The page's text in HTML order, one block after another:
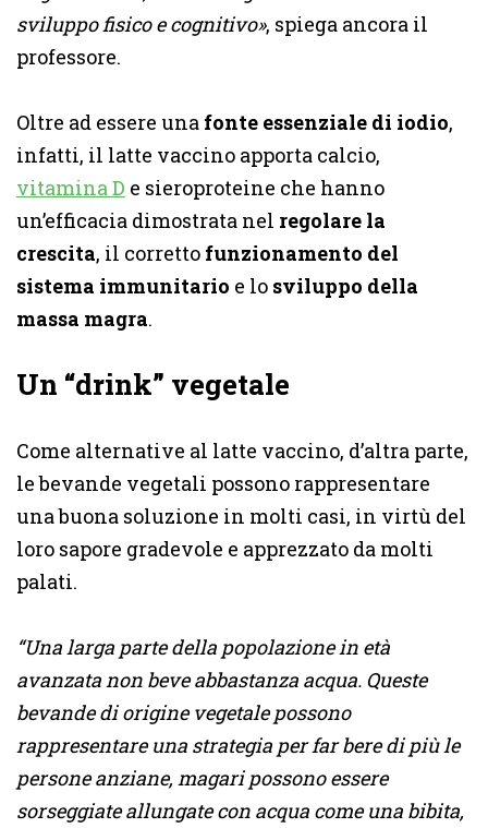
sviluppo fisico e cognitivo», spiega ancora il
professore.
Oltre ad essere una fonte essenziale di iodio,
infatti, il latte vaccino apporta calcio,
vitamina D e sieroproteine che hanno
un’efficacia dimostrata nel regolare la
crescita, il corretto funzionamento del
sistema immunitario e lo sviluppo della
massa magra.
Un “drink” vegetale
Come alternative al latte vaccino, d’altra parte,
lebevande vegetali possono rappresentare
una buona soluzione in molti casi, in virtù del
loro sapore gradevole e apprezzato da molti
palati.
“Una larga parte della popolazione in età
avanzata non beve abbastanza acqua. Queste
bevande di origine vegetale possono
rappresentare una strategia per far bere di più le
persone anziane, magari possono essere
sorseggiate allungate con acqua come una bibita,